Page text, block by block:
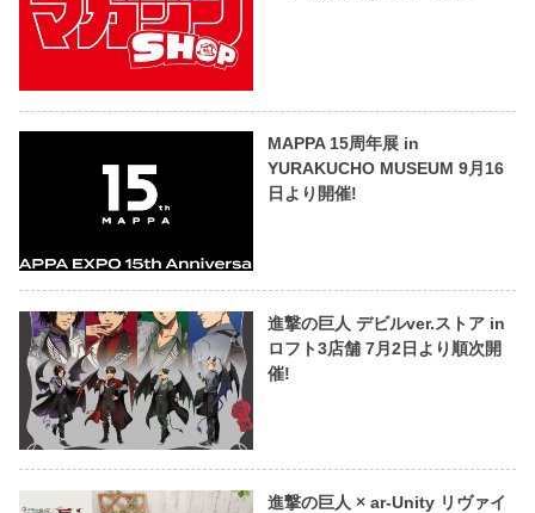
MAPPA 15周年展 in
YURAKUCHO MUSEUM 9月16
日より開催!
進撃の巨人 デビルver.ストア in
ロフト3店舗 7月2日より順次開
催!
進撃の巨人 × ar-Unity リヴァイ